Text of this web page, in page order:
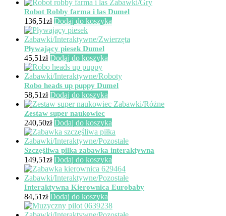
Robot Robby farma i las Dumel
136,51zł Dodaj do koszyka
Pływający piesek Dumel
45,51zł Dodaj do koszyka
Robo heads up puppy Dumel
58,51zł Dodaj do koszyka
Zestaw super naukowiec
240,50zł Dodaj do koszyka
Szczęśliwa piłka zabawka interaktywna
149,51zł Dodaj do koszyka
Interaktywna Kierownica Eurobaby
84,51zł Dodaj do koszyka